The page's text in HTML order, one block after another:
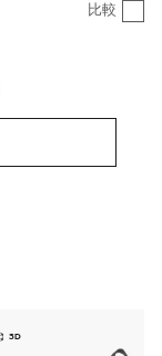
比較
3D